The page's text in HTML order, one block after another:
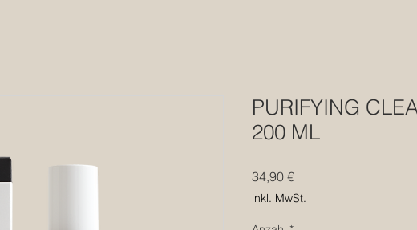
PURIFYING
200 ML
34,90 €Preis
inkl. MwSt.